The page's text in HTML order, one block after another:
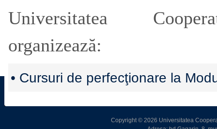
Universitatea
organizează:
• Cursuri de perfecţionare la
Copyright © 2026 Universitatea